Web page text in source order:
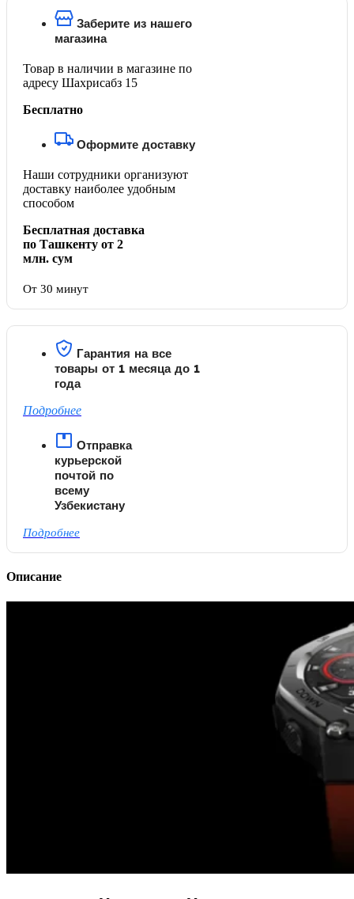
Заберите из нашего
магазина
Товар в наличии в магазине по
адресу Шахрисабз 15
Бесплатно
Оформите доставку
Наши сотрудники организуют
доставку наиболее удобным
способом
Бесплатная доставка
по Ташкенту от 2
млн. сум
От 30 минут
Гарантия на все
товары от 1 месяца до 1
года
Подробнее
Отправка
курьерской
почтой по
всему
Узбекистану
Подробнее
Описание